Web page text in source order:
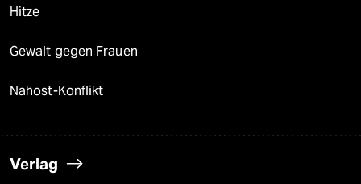
Hitze
Gewalt gegen Frauen
Nahost-Konflikt
Verlag